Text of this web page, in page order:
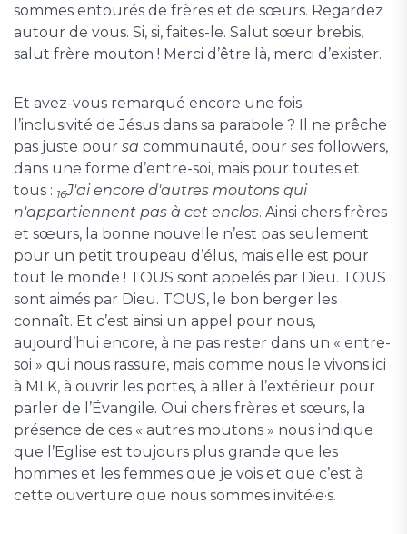
sommes entourés de frères et de sœurs. Regardez
autour de vous. Si, si, faites-le. Salut sœur brebis,
salut frère mouton ! Merci d’être là, merci d’exister.
Et avez-vous remarqué encore une fois
l’inclusivité de Jésus dans sa parabole ? Il ne prêche
pas juste pour sa communauté, pour ses followers,
dans une forme d’entre-soi, mais pour toutes et
tous : 16J'ai encore d'autres moutons qui
n'appartiennent pas à cet enclos. Ainsi chers frères
et sœurs, la bonne nouvelle n’est pas seulement
pour un petit troupeau d’élus, mais elle est pour
tout le monde ! TOUS sont appelés par Dieu. TOUS
sont aimés par Dieu. TOUS, le bon berger les
connaît. Et c’est ainsi un appel pour nous,
aujourd’hui encore, à ne pas rester dans un « entre-
soi » qui nous rassure, mais comme nous le vivons ici
à MLK, à ouvrir les portes, à aller à l’extérieur pour
parler de l’Évangile. Oui chers frères et sœurs, la
présence de ces « autres moutons » nous indique
que l’Eglise est toujours plus grande que les
hommes et les femmes que je vois et que c’est à
cette ouverture que nous sommes invité·e·s.